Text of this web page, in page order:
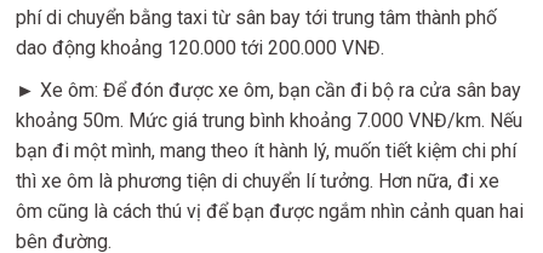
phí di chuyển bằng taxi từ sân bay tới trung tâm thành phố
dao động khoảng 120.000 tới 200.000 VNĐ.
► Xe ôm: Để đón được xe ôm, bạn cần đi bộ ra cửa sân bay
khoảng 50m. Mức giá trung bình khoảng 7.000 VNĐ/km. Nếu
bạn đi một mình, mang theo ít hành lý, muốn tiết kiệm chi phí
thì xe ôm là phương tiện di chuyển lí tưởng. Hơn nữa, đi xe
ôm cũng là cách thú vị để bạn được ngắm nhìn cảnh quan hai
bên đường.